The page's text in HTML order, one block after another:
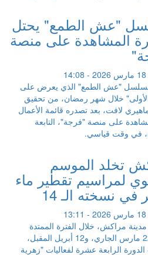
"عش الطمع" يحتل
المشاهدة على منصة
"عش الطمع" الذي يعرض على
خلال شهر رمضان، من تحقيق
لافت، بعد تصدره قائمة الأعمال
على منصة "فرجة"، التابعة
في وقت قياسي.
تخلد الموسم
لمراسيم تقطير ماء
في نسخته الـ 14
مراكش، خلال الفترة الممتدة
مابين 22 مارس الجاري، و12 أبريل المقبل،
الدورة الرابعة عشرة لفعاليات "زهرية